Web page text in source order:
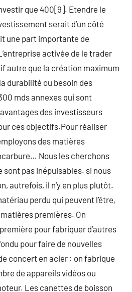
que 400[9]. Etendre le
serait d’un côté
une part importante de
activée de le trader
autre que la création maximum
durabilité ou besoin des
mds annexes qui sont
des investisseurs
ces objectifs.Pour réaliser
des matières
Nous les cherchons
sont pas inépuisables. si nous
autrefois, il n’y en plus plutôt.
perdu qui peuvent l’être,
premières. On
pour fabriquer d’autres
pour faire de nouvelles
concert en acier : on fabrique
de appareils vidéos ou
Les canettes de boisson